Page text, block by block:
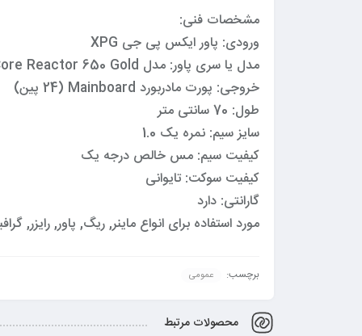
مشخصات فنی:
ورودی: پاور ایکس پی جی XPG
مدل یا سری پاور: مدل Core Reactor 650 Gold و …
خروجی: پورت مادربورد Mainboard (24 پین)
طول: 70 سانتی متر
سایز سیم: نمره یک 1.0
کیفیت سیم: مس خالص درجه یک
کیفیت سوکت: تایوانی
گارانتی: دارد
مورد استفاده برای انواع ماینر, ریگ, پاور,
برچسب: عمومی
محصولات مرتبط